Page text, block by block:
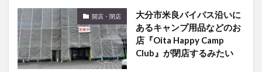
開店・閉店
大分市米良バイパス沿いに
あるキャンプ用品などのお
店『Oita Happy Camp
Club』が閉店するみたい